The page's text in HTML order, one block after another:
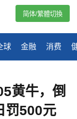
球 金融 消费
简体/繁體切換
黄牛，倒
罚500元